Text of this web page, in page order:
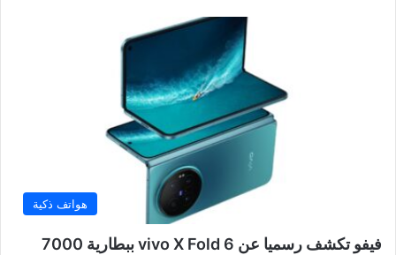
هواتف ذكية
فيفو تكشف رسميا عن vivo X Fold 6 ببطارية 7000